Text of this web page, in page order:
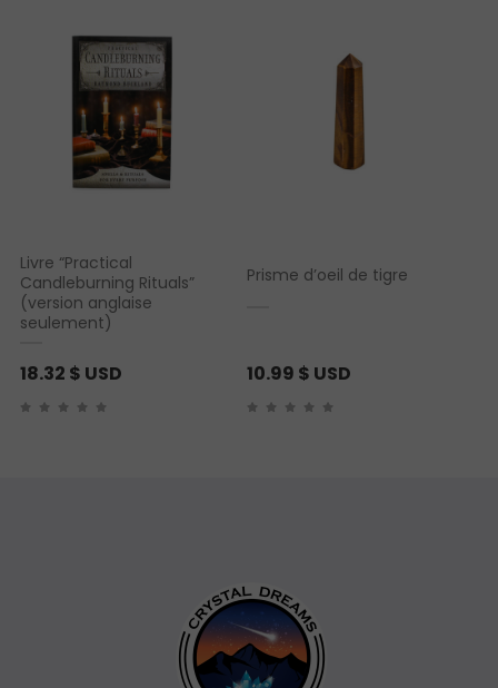
Livre “Practical
Candleburning Rituals”
(version anglaise
seulement)
18.32 $ USD
Prisme d’oeil de tigre
10.99 $ USD